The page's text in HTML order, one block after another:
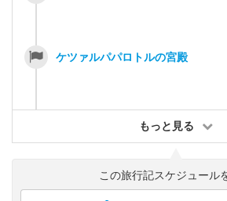
ケツァルパパロトルの宮殿
もっと見る
この旅行記スケジュール